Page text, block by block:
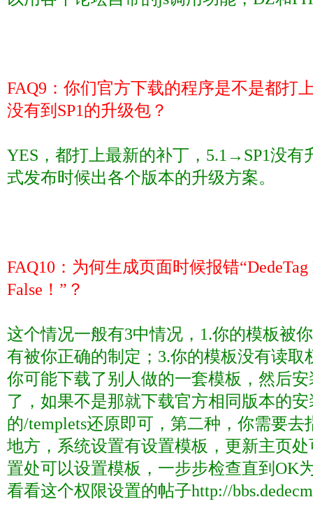
FAQ9 ：你们官方下载的程序是不是都打
没有到 SP1的升级包？
YES ，都打上最新的补丁， 5.1 → SP1没有
式发布时候出各个版本的升级方案。
FAQ10 ：为何生成页面时候报错“
False ！”？
这个情况一般有3中情况， 1.你的模板被
有被你正确的制定； 3.你的模板没有读取
你可能下载了别人做的一套模板，然后
了，如果不是那就下载官方相同版本的
的/templets还原即可，第二种，你需要去
地方，系统设置有设置模板，更新主页
置处可以设置模板，一步步检查直到 OK
看看这个权限设置的帖子http://